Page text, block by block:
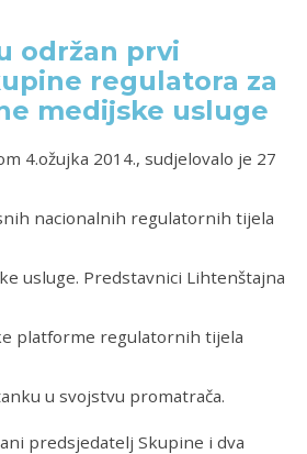
održan prvi
regulatora za
medijske usluge
4.ožujka 2014., sudjelovalo je 27
nacionalnih regulatornih tijela
usluge. Predstavnici Lihtenštajna
platforme regulatornih tijela
u svojstvu promatrača.
predsjedatelj Skupine i dva